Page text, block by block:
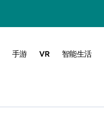
手游 VR 智能生活